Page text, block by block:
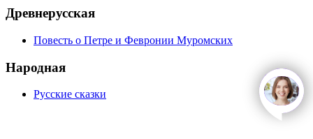
Древнерусская
Повесть о Петре и Февронии Муромских
Народная
Русские сказки open